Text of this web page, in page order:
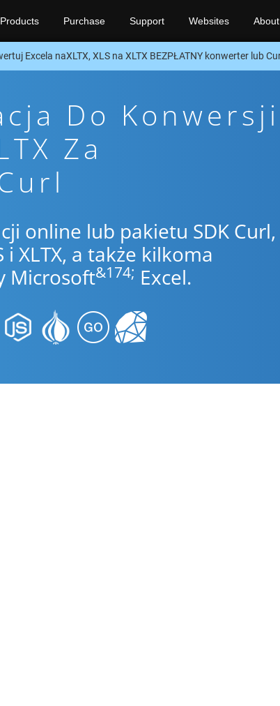
Products Purchase Support Websites About
Excela naXLTX, XLS na XLTX BEZPŁATNY konwerter lub
Do Konwersji
Za
online lub pakietu SDK Curl,
XLTX, a także kilkoma
Microsoft&174; Excel.